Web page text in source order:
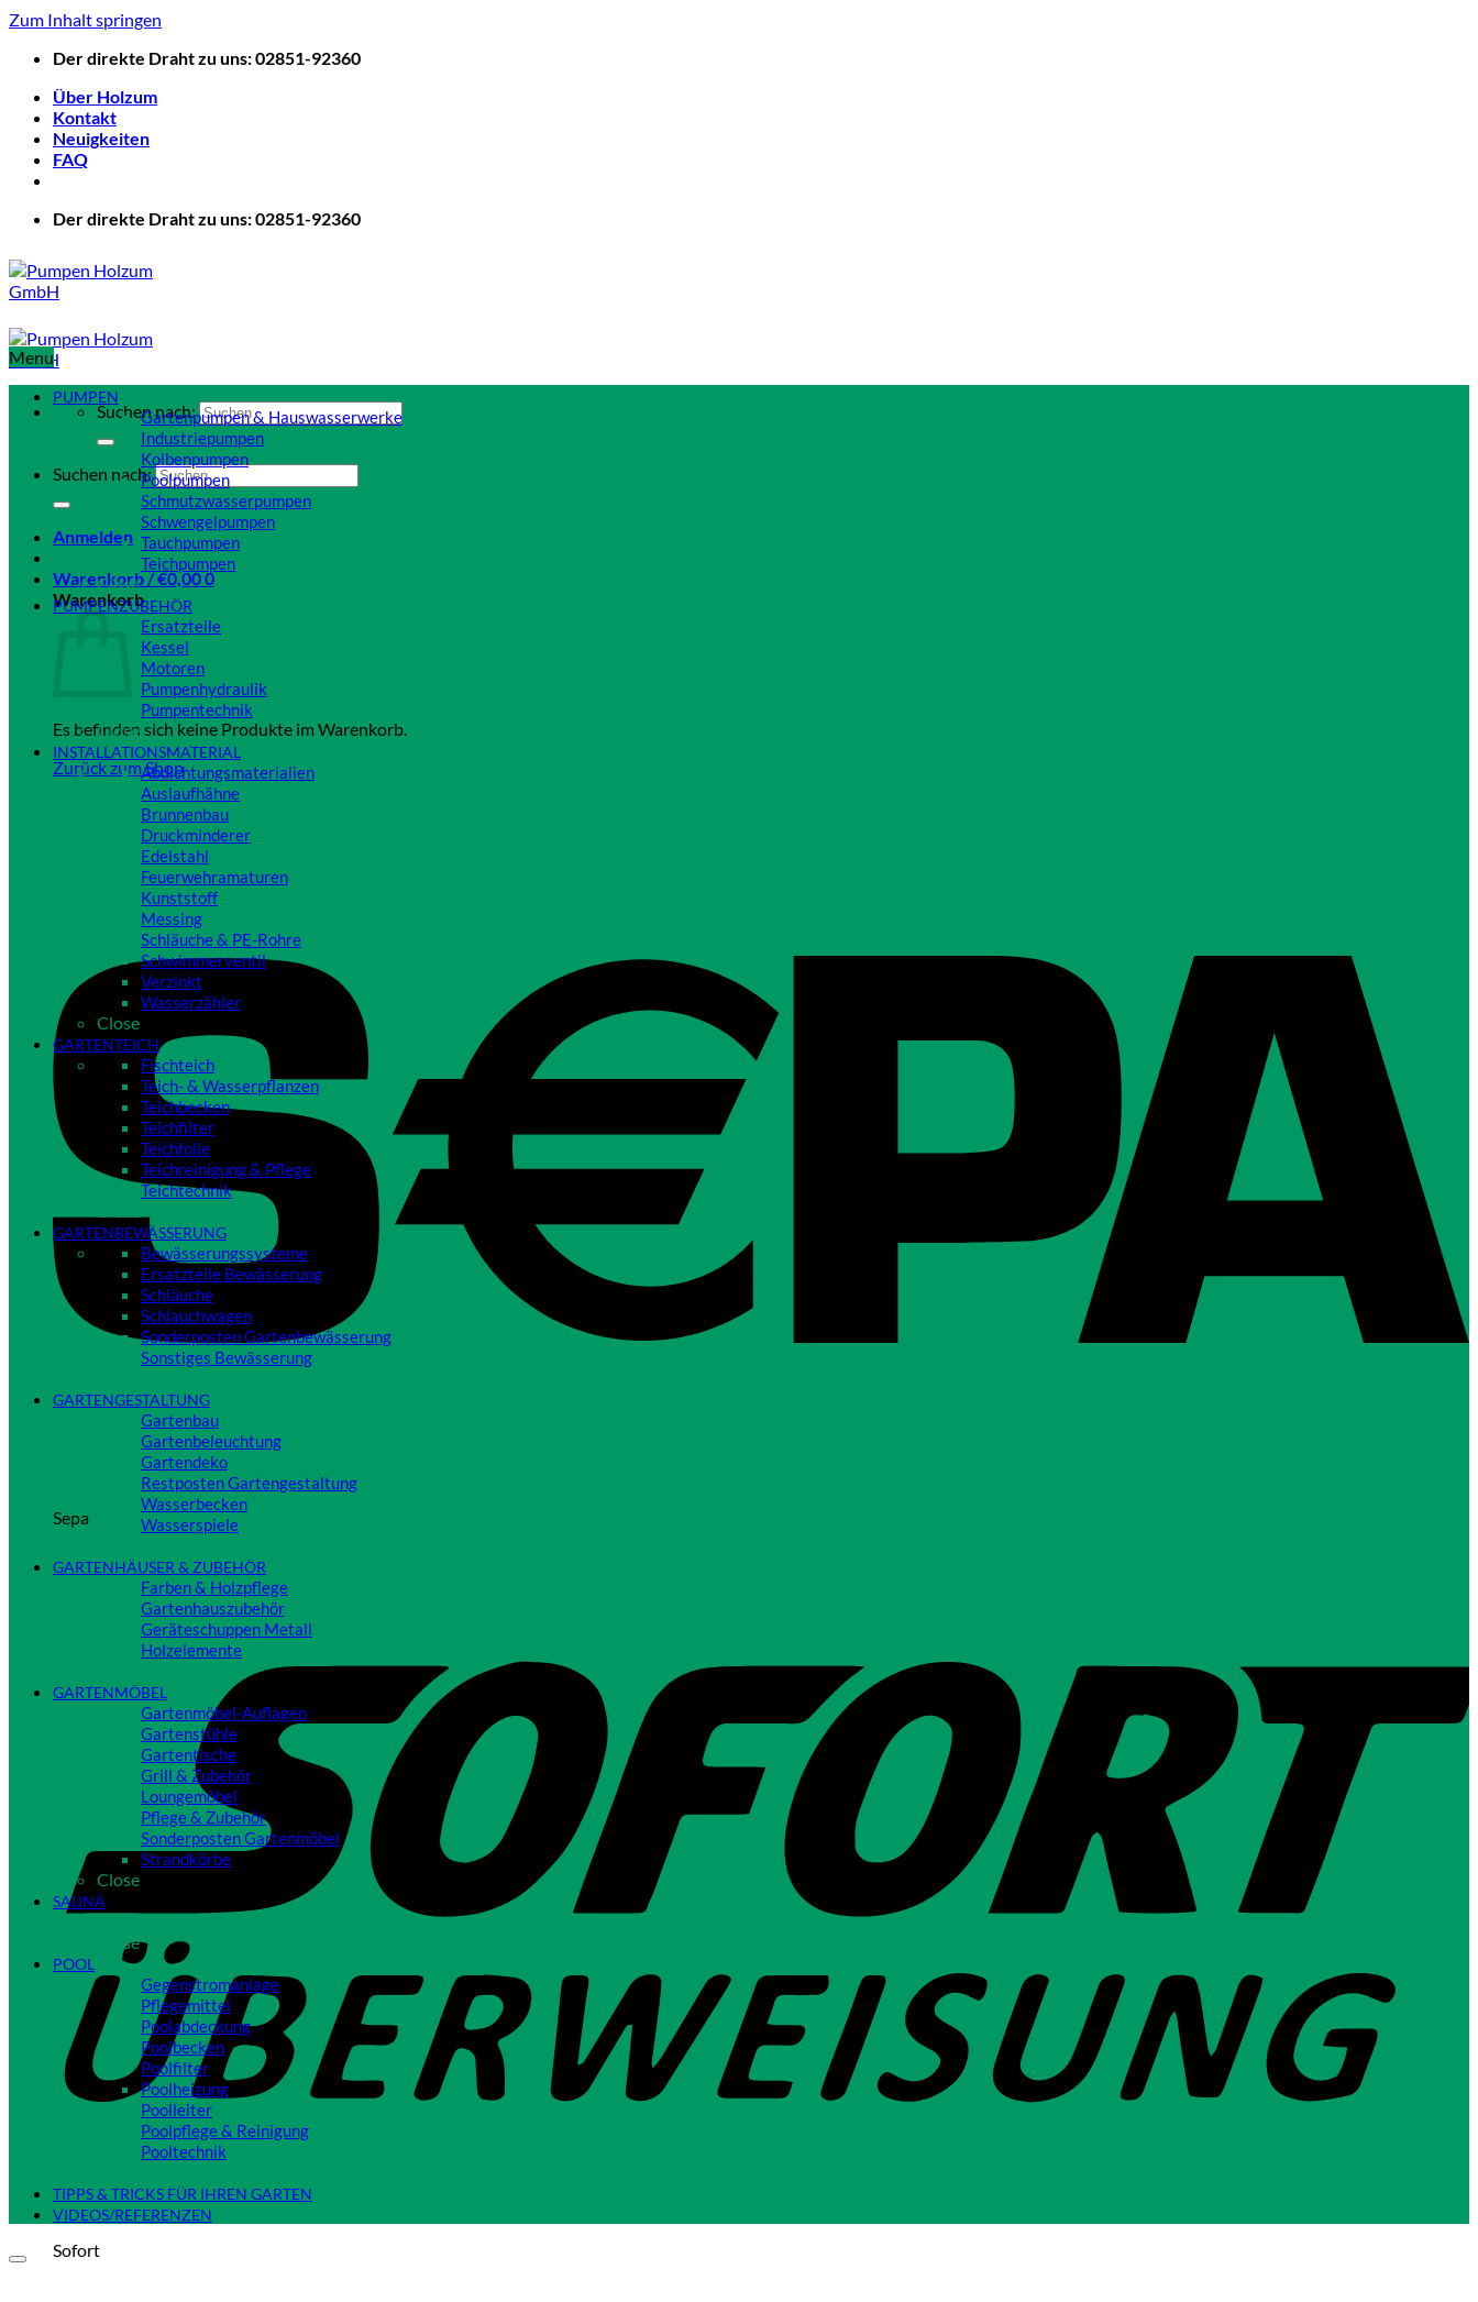
Zum Inhalt springen
Der direkte Draht zu uns: 02851-92360
Über Holzum
Kontakt
Neuigkeiten
FAQ
Der direkte Draht zu uns: 02851-92360
Suchen nach:
Suchen nach:
Anmelden
Warenkorb /€0,000
Warenkorb
Es befinden sich keine Produkte im Warenkorb.
Zurück zum Shop
Sepa
Sofort
Menu
PUMPEN
Gartenpumpen & Hauswasserwerke
Industriepumpen
Kolbenpumpen
Poolpumpen
Schmutzwasserpumpen
Schwengelpumpen
Tauchpumpen
Teichpumpen
Close
PUMPENZUBEHÖR
Ersatzteile
Kessel
Motoren
Pumpenhydraulik
Pumpentechnik
Close
INSTALLATIONSMATERIAL
Abdichtungsmaterialien
Auslaufhähne
Brunnenbau
Druckminderer
Edelstahl
Feuerwehramaturen
Kunststoff
Messing
Schläuche & PE-Rohre
Schwimmerventil
Verzinkt
Wasserzähler
Close
GARTENTEICH
Fischteich
Teich- & Wasserpflanzen
Teichbecken
Teichfilter
Teichfolie
Teichreinigung & Pflege
Teichtechnik
GARTENBEWÄSSERUNG
Bewässerungssysteme
Ersatzteile Bewässerung
Schläuche
Schlauchwagen
Sonderposten Gartenbewässerung
Sonstiges Bewässerung
GARTENGESTALTUNG
Gartenbau
Gartenbeleuchtung
Gartendeko
Restposten Gartengestaltung
Wasserbecken
Wasserspiele
GARTENHÄUSER & ZUBEHÖR
Farben & Holzpflege
Gartenhauszubehör
Geräteschuppen Metall
Holzelemente
GARTENMÖBEL
Gartenmöbel-Auflagen
Gartenstühle
Gartentische
Grill & Zubehör
Loungemöbel
Pflege & Zubehör
Sonderposten Gartenmöbel
Strandkörbe
Close
SAUNA
Close
POOL
Gegenstromanlage
Pflegemittel
Poolabdeckung
Poolbecken
Poolfilter
Poolheizung
Poolleiter
Poolpflege & Reinigung
Pooltechnik
TIPPS & TRICKS FÜR IHREN GARTEN
VIDEOS/REFERENZEN